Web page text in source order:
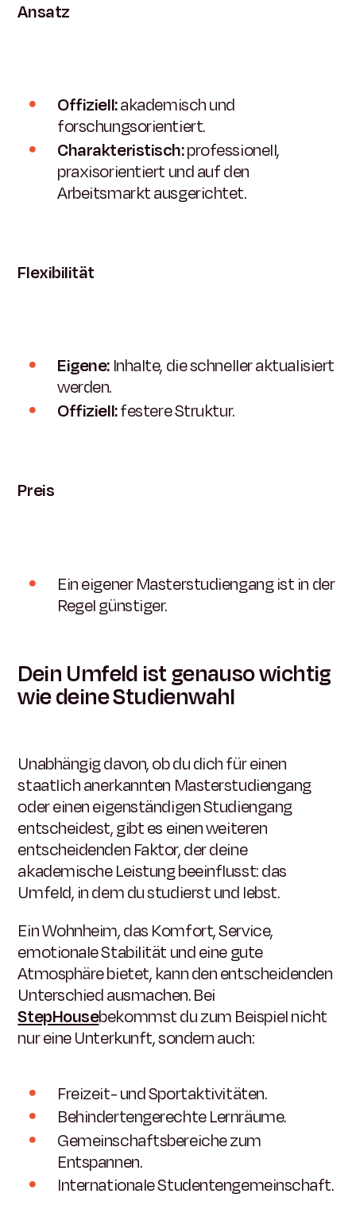
Ansatz
Offiziell:akademisch und
forschungsorientiert.
Charakteristisch:professionell,
praxisorientiert und auf den
Arbeitsmarkt ausgerichtet.
Flexibilität
Eigene: Inhalte, die schneller aktualisiert
werden.
Offiziell:festere Struktur.
Preis
Ein eigener Masterstudiengang ist in der
Regel günstiger.
Dein Umfeld ist genauso wichtig
wie deine Studienwahl
Unabhängig davon, ob du dich für einen
staatlich anerkannten Masterstudiengang
oder einen eigenständigen Studiengang
entscheidest, gibt es einen weiteren
entscheidenden Faktor, der deine
akademische Leistung beeinflusst: das
Umfeld, in dem du studierst und lebst.
Ein Wohnheim, das Komfort, Service,
emotionale Stabilität und eine gute
Atmosphäre bietet, kann den entscheidenden
Unterschied ausmachen. Bei
StepHousebekommst du zum Beispiel nicht
nur eine Unterkunft, sondern auch:
Freizeit- und Sportaktivitäten.
Behindertengerechte Lernräume.
Gemeinschaftsbereiche zum
Entspannen.
Internationale Studentengemeinschaft.